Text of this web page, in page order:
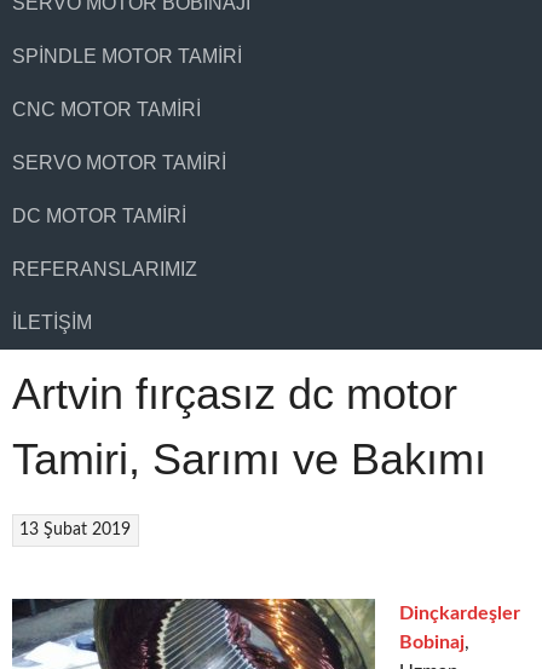
SPINDLE MOTOR TAMIRI
CNC MOTOR TAMIRI
SERVO MOTOR TAMIRI
DC MOTOR TAMIRI
REFERANSLARIMIZ
İLETIŞIM
Artvin fırçasız dc motor
Tamiri, Sarımı ve Bakımı
13 Şubat 2019
Dinçkardeşler
Bobinaj,